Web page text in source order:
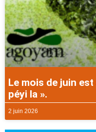
Le mois de juin
péyi la ».
2 juin 2026